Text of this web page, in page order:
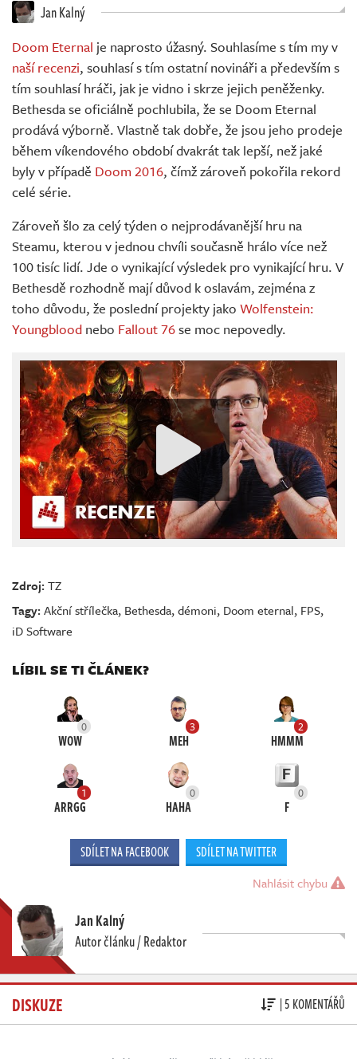
Živě Jan Kalný
Doom Eternal je naprosto úžasný. Souhlasíme s tím my v
naší recenzi, souhlasí s tím ostatní novináři a především s
tím souhlasí hráči, jak je vidno i skrze jejich peněženky.
Bethesda se oficiálně pochlubila, že se Doom Eternal
prodává výborně. Vlastně tak dobře, že jsou jeho prodeje
během víkendového období dvakrát tak lepší, než jaké
byly v případě Doom 2016, čímž zároveň pokořila rekord
celé série.
Zároveň šlo za celý týden o nejprodávanější hru na
Steamu, kterou v jednou chvíli současně hrálo více než
100 tisíc lidí. Jde o vynikající výsledek pro vynikající hru. V
Bethesdě rozhodně mají důvod k oslavám, zejména z
toho důvodu, že poslední projekty jako Wolfenstein:
Youngblood nebo Fallout 76se moc nepovedly.
Zdroj:TZ
Tagy:Akční střílečka, Bethesda,démoni, Doom eternal, FPS,
iD Software
LÍBIL SE TI ČLÁNEK?
0
WOW
3
MEH
2
HMMM
1
ARRGG
0
HAHA
0
F
SDÍLET NA FACEBOOK SDÍLET NA TWITTER
Nahlásit chybu
Jan Kalný
Autor článku / Redaktor
DISKUZE | 5 KOMENTÁŘŮ